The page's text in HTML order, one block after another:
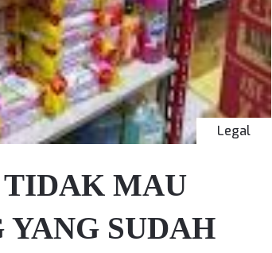
Legal
MAU
SUDAH